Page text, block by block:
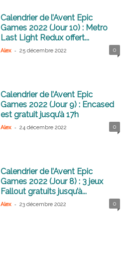
Calendrier de l’Avent Epic
Games 2022 (Jour 10) : Metro
Last Light Redux offert...
Alex - 25 décembre 2022 0
Calendrier de l’Avent Epic
Games 2022 (Jour 9) : Encased
est gratuit jusqu’à 17h
Alex - 24 décembre 2022 0
Calendrier de l’Avent Epic
Games 2022 (Jour 8) : 3 jeux
Fallout gratuits jusqu’à...
Alex - 23 décembre 2022 0